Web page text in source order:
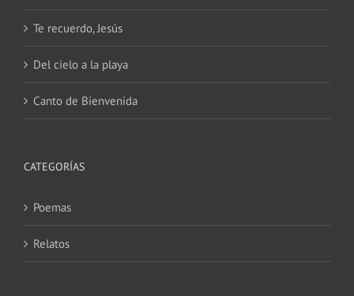
Te recuerdo, Jesús
Del cielo a la playa
Canto de Bienvenida
CATEGORÍAS
Poemas
Relatos